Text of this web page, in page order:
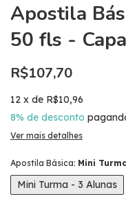
Apostila
50 fls -
R$107,70
12 x de R$10,96
8% de desconto
Ver mais detalhes
Apostila Básica: Mini
Mini Turma - 3 Alunas